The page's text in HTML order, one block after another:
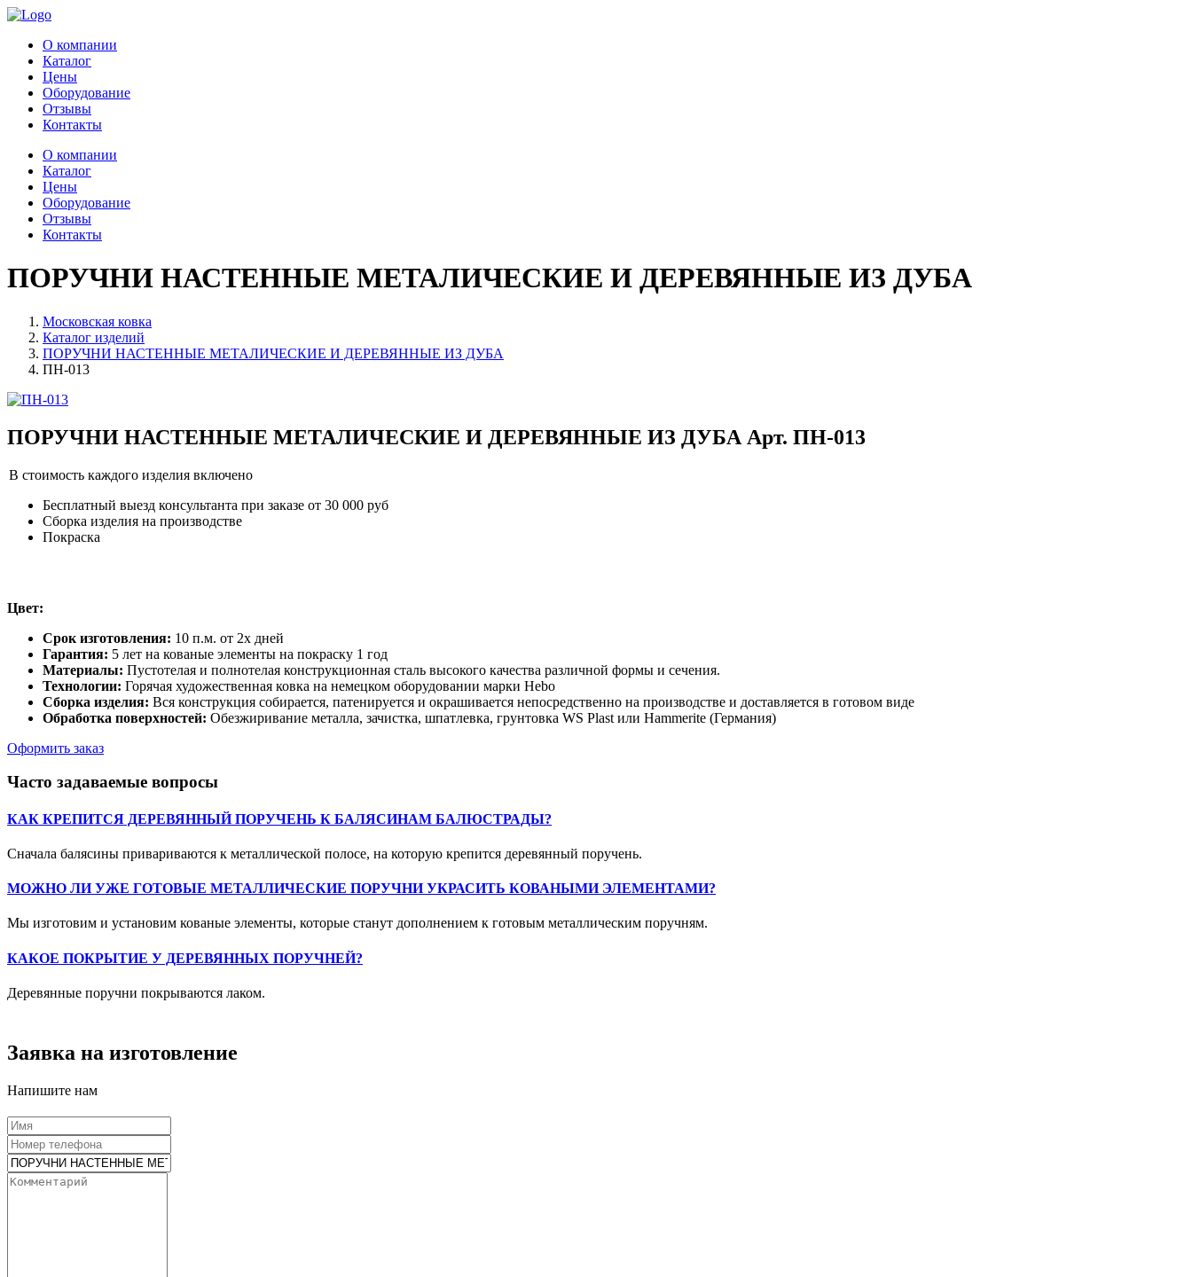
О компании
Каталог
Цены
Оборудование
Отзывы
Контакты
О компании
Каталог
Цены
Оборудование
Отзывы
Контакты
ПОРУЧНИ НАСТЕННЫЕ МЕТАЛИЧЕСКИЕ И ДЕРЕВЯННЫЕ ИЗ ДУБА
Московская ковка
Каталог изделий
ПОРУЧНИ НАСТЕННЫЕ МЕТАЛИЧЕСКИЕ И ДЕРЕВЯННЫЕ ИЗ ДУБА
ПН-013
ПОРУЧНИ НАСТЕННЫЕ МЕТАЛИЧЕСКИЕ И ДЕРЕВЯННЫЕ ИЗ ДУБА Арт. ПН-013
В стоимость каждого изделия включено
Бесплатный выезд консультанта при заказе от 30 000 руб
Сборка изделия на производстве
Покраска
Цвет:
Срок изготовления: 10 п.м. от 2х дней
Гарантия: 5 лет на кованые элементы на покраску 1 год
Материалы: Пустотелая и полнотелая конструкционная сталь высокого качества различной формы и сечения.
Технологии: Горячая художественная ковка на немецком оборудовании марки Hebo
Сборка изделия: Вся конструкция собирается, патенируется и окрашивается непосредственно на производстве и доставляется в готовом виде
Обработка поверхностей: Обезжиривание металла, зачистка, шпатлевка, грунтовка WS Plast или Hammerite (Германия)
Оформить заказ
Часто задаваемые вопросы
КАК КРЕПИТСЯ ДЕРЕВЯННЫЙ ПОРУЧЕНЬ К БАЛЯСИНАМ БАЛЮСТРАДЫ?
Сначала балясины привариваются к металлической полосе, на которую крепится деревянный поручень.
МОЖНО ЛИ УЖЕ ГОТОВЫЕ МЕТАЛЛИЧЕСКИЕ ПОРУЧНИ УКРАСИТЬ КОВАНЫМИ ЭЛЕМЕНТАМИ?
Мы изготовим и установим кованые элементы, которые станут дополнением к готовым металлическим поручням.
КАКОЕ ПОКРЫТИЕ У ДЕРЕВЯННЫХ ПОРУЧНЕЙ?
Деревянные поручни покрываются лаком.
Заявка на изготовление
Напишите нам